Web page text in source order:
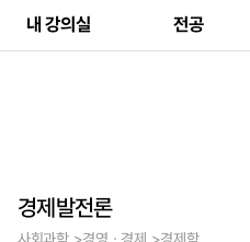
내 강의실 전공
경제발전론